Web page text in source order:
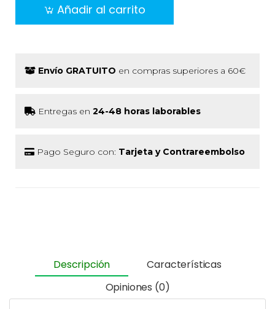
Añadir al carrito
Envío GRATUITO en compras superiores a 60€
Entregas en 24-48 horas laborables
Pago Seguro con: Tarjeta y Contrareembolso
Descripción
Características
Opiniones (0)